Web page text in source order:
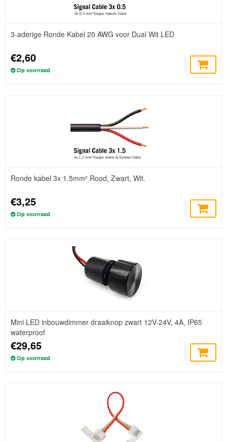
3-aderige Ronde Kabel 20 AWG voor Dual Wit LED
€2,60
Op voorraad
Ronde kabel 3x 1.5mm² Rood, Zwart, Wit.
€3,25
Op voorraad
Mini LED inbouwdimmer draaiknop zwart 12V-24V, 4A, IP65
waterproof
€29,65
Op voorraad